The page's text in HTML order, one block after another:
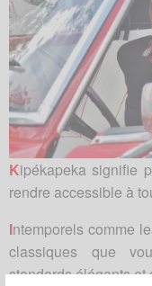
Kipékapeka signifie
rendre accessible à
Intemporels comme
classiques que
standards élégants et